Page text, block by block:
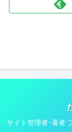
サイト管理者･著者